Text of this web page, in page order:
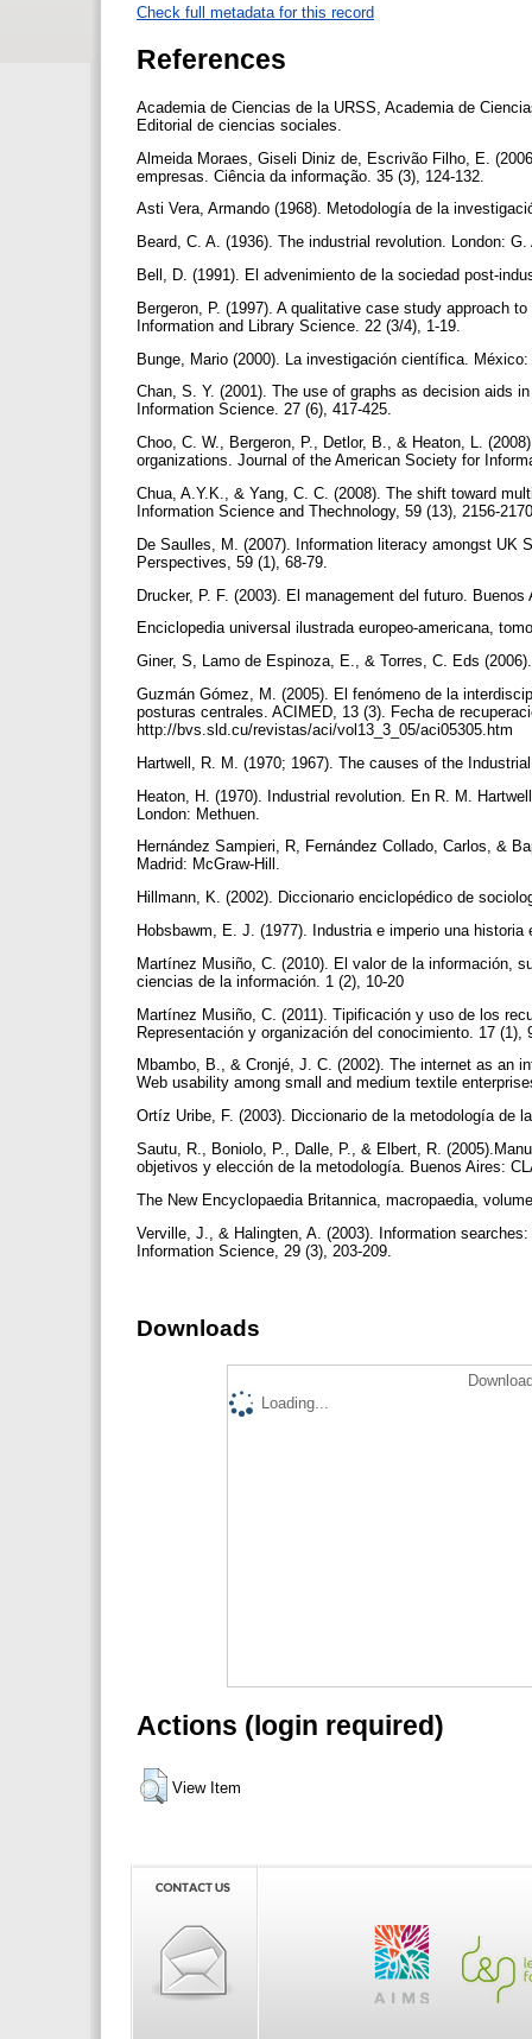
Check full metadata for this record
References
Academia de Ciencias de la URSS, Academia de
Editorial de ciencias sociales.
Almeida Moraes, Giseli Diniz de, Escrivão Filho, E.
empresas. Ciência da informação. 35 (3), 124-132.
Asti Vera, Armando (1968). Metodología de la
Beard, C. A. (1936). The industrial revolution. London:
Bell, D. (1991). El advenimiento de la sociedad post-
Bergeron, P. (1997). A qualitative case study approach
Information and Library Science. 22 (3/4), 1-19.
Bunge, Mario (2000). La investigación científica.
Chan, S. Y. (2001). The use of graphs as decision aids
Information Science. 27 (6), 417-425.
Choo, C. W., Bergeron, P., Detlor, B., & Heaton, L.
organizations. Journal of the American Society for
Chua, A.Y.K., & Yang, C. C. (2008). The shift toward
Information Science and Thechnology, 59 (13), 2156-
De Saulles, M. (2007). Information literacy amongst UK
Perspectives, 59 (1), 68-79.
Drucker, P. F. (2003). El management del futuro.
Enciclopedia universal ilustrada europeo-americana,
Giner, S, Lamo de Espinoza, E., & Torres, C. Eds
Guzmán Gómez, M. (2005). El fenómeno de la
posturas centrales. ACIMED, 13 (3). Fecha de
http://bvs.sld.cu/revistas/aci/vol13_3_05/aci05305.htm
Hartwell, R. M. (1970; 1967). The causes of the
Heaton, H. (1970). Industrial revolution. En R. M.
London: Methuen.
Hernández Sampieri, R, Fernández Collado, Carlos, &
Madrid: McGraw-Hill.
Hillmann, K. (2002). Diccionario enciclopédico de
Hobsbawm, E. J. (1977). Industria e imperio una
Martínez Musiño, C. (2010). El valor de la información,
ciencias de la información. 1 (2), 10-20
Martínez Musiño, C. (2011). Tipificación y uso de los
Representación y organización del conocimiento. 17 (1),
Mbambo, B., & Cronjé, J. C. (2002). The internet as an
Web usability among small and medium textile
Ortíz Uribe, F. (2003). Diccionario de la metodología
Sautu, R., Boniolo, P., Dalle, P., & Elbert, R.
objetivos y elección de la metodología. Buenos Aires:
The New Encyclopaedia Britannica, macropaedia,
Verville, J., & Halingten, A. (2003). Information
Information Science, 29 (3), 203-209.
Downloads
Loading...
Actions (login required)
View Item